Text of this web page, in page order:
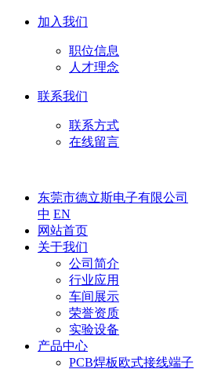
加入我们
职位信息
人才理念
联系我们
联系方式
在线留言
东莞市德立斯电子有限公司
中 EN
网站首页
关于我们
公司简介
行业应用
车间展示
荣誉资质
实验设备
产品中心
PCB焊板欧式接线端子